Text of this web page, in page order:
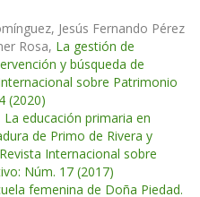
Jesús Fernando Pérez
Rosa, La gestión de
y búsqueda de
sobre Patrimonio
(2020)
La educación primaria en
de Primo de Rivera y
Internacional sobre
Núm. 17 (2017)
femenina de Doña Piedad.